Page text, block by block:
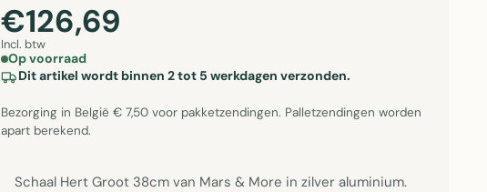
€126,69
Incl. btw
Op voorraad
Dit artikel wordt binnen 2 tot 5 werkdagen verzonden.
Bezorging in België € 7,50 voor pakketzendingen. Palletzendingen worden
apart berekend.
Schaal Hert Groot 38cm van Mars & More in zilver aluminium.